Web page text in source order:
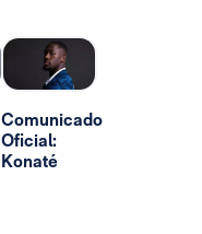
Comunicado
Oficial:
Konaté